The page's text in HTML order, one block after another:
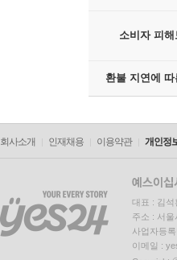
소비자 피해
환불 지연에
회사소개 인재채용 이용약관 개인정
대표 : 김석
주소 : 서
사업자등
이메일 :